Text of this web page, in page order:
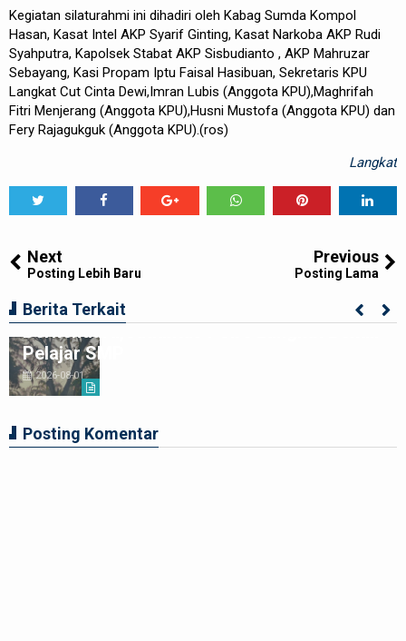
Kegiatan silaturahmi ini dihadiri oleh Kabag Sumda Kompol
Hasan, Kasat Intel AKP Syarif Ginting, Kasat Narkoba AKP Rudi
Syahputra, Kapolsek Stabat AKP Sisbudianto , AKP Mahruzar
Sebayang, Kasi Propam Iptu Faisal Hasibuan, Sekretaris KPU
Langkat Cut Cinta Dewi,Imran Lubis (Anggota KPU),Maghrifah
Fitri Menjerang (Anggota KPU),Husni Mustofa (Anggota KPU) dan
Fery Rajagukguk (Anggota KPU).(ros)
Langkat
Next
Posting Lebih Baru
Previous
Posting Lama
Berita Terkait
Ciptakan Generasi Muda Tertib
Berkendara,Satlantas Polre Langkat Bekali
Pelajar SMP
2026-08-01
Posting Komentar